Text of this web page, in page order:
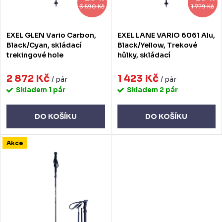
u
k
t
ů
d
u
k
3 590 Kč
EXEL GLEN Vario Carbon,
Black/Cyan, skládací
trekingové hole
2 872 Kč / pár
Skladem 1 pár
DO KOŠÍKU
1 779 Kč
EXEL LANE VARIO 6061 Alu,
Black/Yellow, Trekové
hůlky, skládací
1 423 Kč / pár
Skladem 2 pár
DO KOŠÍKU
Akce